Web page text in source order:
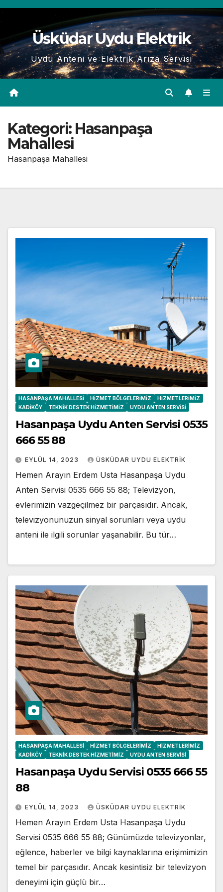
Skip
to
content Üsküdar Uydu Elektrik
Uydu Anteni ve Elektrik Arıza Servisi
Kategori: Hasanpaşa
Mahallesi
Hasanpaşa Mahallesi
HASANPAŞA MAHALLESI HIZMET BÖLGELERIMIZ
HIZMETLERIMIZ
KADIKÖY
TEKNIK DESTEK HIZMETIMIZ UYDU ANTEN SERVISI
Hasanpaşa Uydu Anten Servisi 0535
666 55 88
EYLÜL 14, 2023 ÜSKÜDAR UYDU ELEKTRIK
Hemen Arayın Erdem Usta Hasanpaşa Uydu
Anten Servisi 0535 666 55 88; Televizyon,
evlerimizin vazgeçilmez bir parçasıdır. Ancak,
televizyonunuzun sinyal sorunları veya uydu
anteni ile ilgili sorunlar yaşanabilir. Bu tür…
HASANPAŞA MAHALLESI HIZMET BÖLGELERIMIZ
HIZMETLERIMIZ
KADIKÖY
TEKNIK DESTEK HIZMETIMIZ UYDU ANTEN SERVISI
Hasanpaşa Uydu Servisi 0535 666 55
88
EYLÜL 14, 2023 ÜSKÜDAR UYDU ELEKTRIK
Hemen Arayın Erdem Usta Hasanpaşa Uydu
Servisi 0535 666 55 88; Günümüzde televizyonlar,
eğlence, haberler ve bilgi kaynaklarına erişimimizin
temel bir parçasıdır. Ancak kesintisiz bir televizyon
deneyimi için güçlü bir…